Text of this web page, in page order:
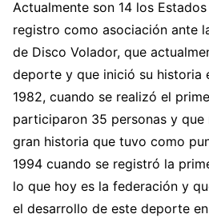
Actualmente son 14 los
registro como asociación ante
de Disco Volador, que
deporte y que inició su historia
1982, cuando se realizó el
participaron 35 personas y que
gran historia que tuvo como
1994 cuando se registró la
lo que hoy es la federación y
el desarrollo de este deporte